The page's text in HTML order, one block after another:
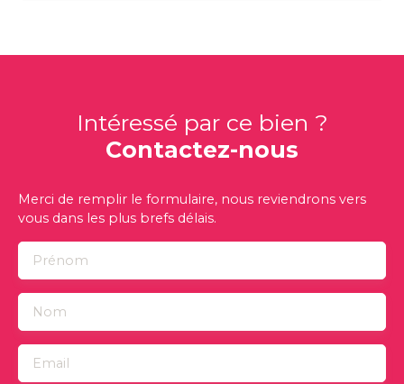
Intéressé par ce bien ?
Contactez-nous
Merci de remplir le formulaire, nous reviendrons vers
vous dans les plus brefs délais.
Prénom
Nom
Email